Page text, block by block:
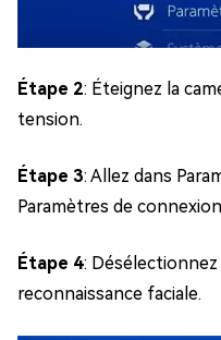
Étape 2: Éteignez la
tension.
Étape 3: Allez dans
Paramètres de
Étape 4:
reconnaissance faciale.